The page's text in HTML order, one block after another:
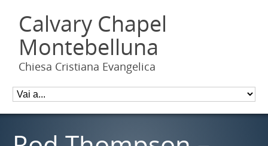
Calvary Chapel
Montebelluna
Chiesa Cristiana Evangelica